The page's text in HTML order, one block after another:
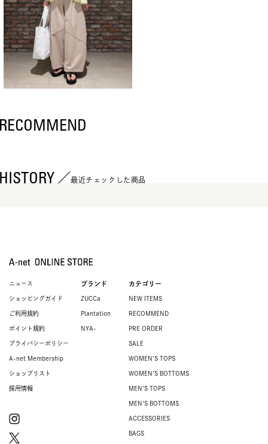
最近チェックした商品
ニュース
ショッピングガイド
ご利用規約
ポイント規約
プライバシーポリシー
A-net Membership
ショップリスト
採用情報
ブランド
ZUCCa
Plantation
NYA-
カテゴリー
NEW ITEMS
RECOMMEND
PRE ORDER
SALE
WOMEN'S TOPS
WOMEN'S BOTTOMS
MEN'S TOPS
MEN'S BOTTOMS
ACCESSORIES
BAGS